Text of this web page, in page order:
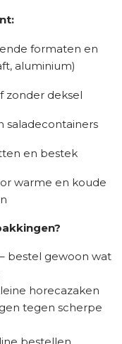
formaten en
aluminium)
zonder deksel
saladecontainers
en bestek
warme en koude
bestel gewoon wat
horecazaken
tegen scherpe